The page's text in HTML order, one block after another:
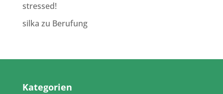
stressed!
silka zu Berufung
Kategorien